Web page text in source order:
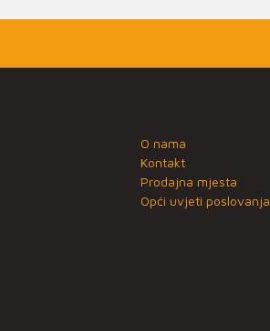
O nama
Kontakt
Prodajna mjesta
Opći uvjeti poslovanja